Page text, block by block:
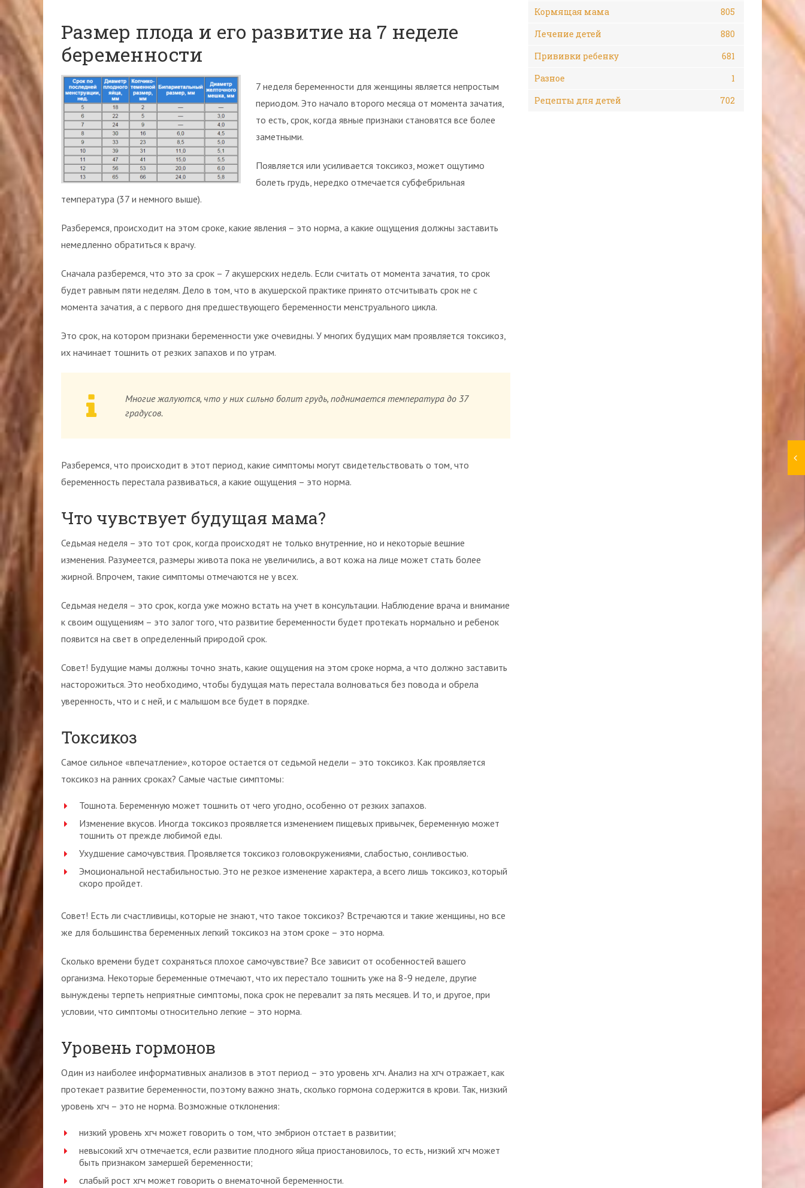
Размер плода и его развитие на 7 неделе
беременности
7 неделя беременности для женщины является непростым
периодом. Это начало второго месяца от момента зачатия,
то есть, срок, когда явные признаки становятся все более
заметными.
Появляется или усиливается токсикоз, может ощутимо
болеть грудь, нередко отмечается субфебрильная
температура (37 и немного выше).
Разберемся, происходит на этом сроке, какие явления – это норма, а какие ощущения должны заставить
немедленно обратиться к врачу.
Сначала разберемся, что это за срок – 7 акушерских недель. Если считать от момента зачатия, то срок
будет равным пяти неделям. Дело в том, что в акушерской практике принято отсчитывать срок не с
момента зачатия, а с первого дня предшествующего беременности менструального цикла.
Это срок, на котором признаки беременности уже очевидны. У многих будущих мам проявляется токсикоз,
их начинает тошнить от резких запахов и по утрам.
Многие жалуются, что у них сильно болит грудь, поднимается температура до 37
градусов.
Разберемся, что происходит в этот период, какие симптомы могут свидетельствовать о том, что
беременность перестала развиваться, а какие ощущения – это норма.
Что чувствует будущая мама?
Седьмая неделя – это тот срок, когда происходят не только внутренние, но и некоторые вешние
изменения. Разумеется, размеры живота пока не увеличились, а вот кожа на лице может стать более
жирной. Впрочем, такие симптомы отмечаются не у всех.
Седьмая неделя – это срок, когда уже можно встать на учет в консультации. Наблюдение врача и внимание
к своим ощущениям – это залог того, что развитие беременности будет протекать нормально и ребенок
появится на свет в определенный природой срок.
Совет! Будущие мамы должны точно знать, какие ощущения на этом сроке норма, а что должно заставить
насторожиться. Это необходимо, чтобы будущая мать перестала волноваться без повода и обрела
уверенность, что и с ней, и с малышом все будет в порядке.
Токсикоз
Самое сильное «впечатление», которое остается от седьмой недели – это токсикоз. Как проявляется
токсикоз на ранних сроках? Самые частые симптомы:
Тошнота. Беременную может тошнить от чего угодно, особенно от резких запахов.
Изменение вкусов. Иногда токсикоз проявляется изменением пищевых привычек, беременную может
тошнить от прежде любимой еды.
Ухудшение самочувствия. Проявляется токсикоз головокружениями, слабостью, сонливостью.
Эмоциональной нестабильностью. Это не резкое изменение характера, а всего лишь токсикоз, который
скоро пройдет.
Совет! Есть ли счастливицы, которые не знают, что такое токсикоз? Встречаются и такие женщины, но все
же для большинства беременных легкий токсикоз на этом сроке – это норма.
Сколько времени будет сохраняться плохое самочувствие? Все зависит от особенностей вашего
организма. Некоторые беременные отмечают, что их перестало тошнить уже на 8-9 неделе, другие
вынуждены терпеть неприятные симптомы, пока срок не перевалит за пять месяцев. И то, и другое, при
условии, что симптомы относительно легкие – это норма.
Уровень гормонов
Один из наиболее информативных анализов в этот период – это уровень хгч. Анализ на хгч отражает, как
протекает развитие беременности, поэтому важно знать, сколько гормона содержится в крови. Так, низкий
уровень хгч – это не норма. Возможные отклонения:
низкий уровень хгч может говорить о том, что эмбрион отстает в развитии;
невысокий хгч отмечается, если развитие плодного яйца приостановилось, то есть, низкий хгч может
быть признаком замершей беременности;
слабый рост хгч может говорить о внематочной беременности.
Кормящая мама
805
Лечение детей
880
Прививки ребенку
681
Разное
1
Рецепты для детей
702